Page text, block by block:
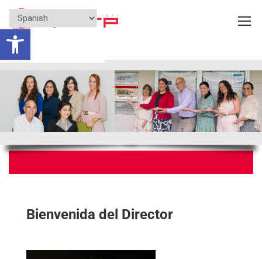
Open toolbar
Bienvenida del Director